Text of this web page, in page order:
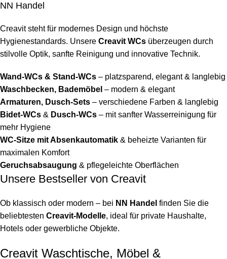
NN Handel
Creavit steht für modernes Design und höchste
Hygienestandards. Unsere Creavit WCs überzeugen durch
stilvolle Optik, sanfte Reinigung und innovative Technik.
Wand-WCs & Stand-WCs – platzsparend, elegant & langlebig
Waschbecken, Bademöbel – modern & elegant
Armaturen, Dusch-Sets – verschiedene Farben & langlebig
Bidet-WCs & Dusch-WCs – mit sanfter Wasserreinigung für
mehr Hygiene
WC-Sitze mit Absenkautomatik & beheizte Varianten für
maximalen Komfort
Geruchsabsaugung & pflegeleichte Oberflächen
Unsere Bestseller von Creavit
Ob klassisch oder modern – bei NN Handel finden Sie die
beliebtesten Creavit-Modelle, ideal für private Haushalte,
Hotels oder gewerbliche Objekte.
Creavit Waschtische, Möbel &